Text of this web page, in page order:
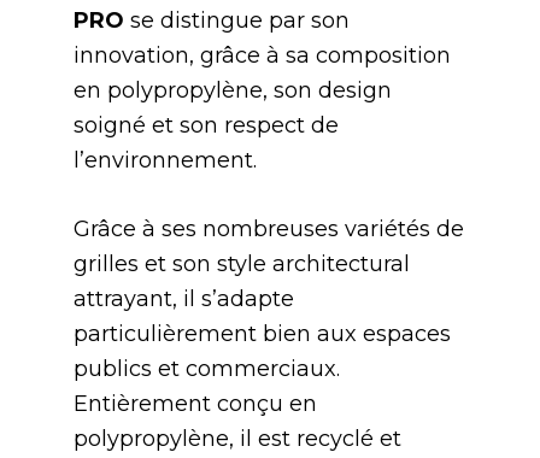
PRO se distingue par son
innovation, grâce à sa composition
en polypropylène, son design
soigné et son respect de
l’environnement.
Grâce à ses nombreuses variétés de
grilles et son style architectural
attrayant, il s’adapte
particulièrement bien aux espaces
publics et commerciaux.
Entièrement conçu en
polypropylène, il est recyclé et